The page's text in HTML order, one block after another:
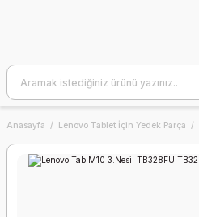
Anasayfa Lenovo Tablet İçin Yedek Parça